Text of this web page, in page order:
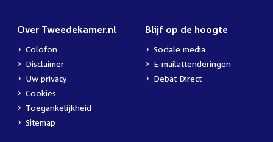
Over Tweedekamer.nl
Colofon
Disclaimer
Uw privacy
Cookies
Toegankelijkheid
Sitemap
Blijf op de hoogte
Sociale media
E-mailattenderingen
Debat Direct